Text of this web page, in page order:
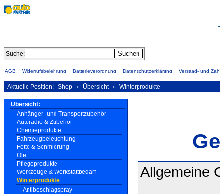
Suche:
AGB Widerrufsbelehrung Batterieverordnung Datenschutzerklärung Versand- und
Aktuelle Position: Shop › Übersicht › Winterprodukte
Übersicht:
Anhänger- und Transportzubehör
Autoradio & Zubehör
Chemieprodukte
Fahrzeugbeleuchtung
Fette & Schmierung
Öle
Pflegeprodukte
Werkzeuge & Werkstattbedarf
Winterprodukte
Antibeschlagspray
Allgemeine